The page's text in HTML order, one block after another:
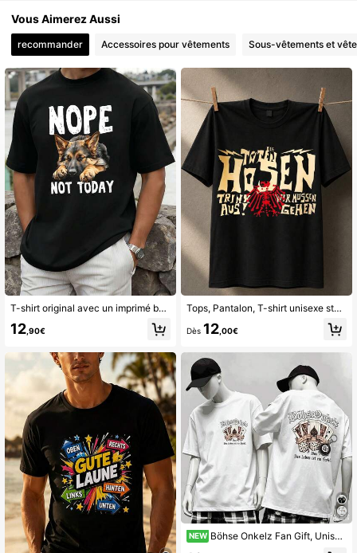
Vous Aimerez Aussi
recommander Accessoires pour vêtements Sous-vêtements et
T-shirt original avec un imprimé berger allemand. Tissu de qualité, coupe confortable, respirant, style décontracté et imprimé saisissant.
12 ,90€
Tops, Pantalon, T-shirt unisexe style punk de tournée avec lettrage de groupe gothique Cream, aigle rouge et slogan allemand audacieux.
Dès 12,00€
NEW Böhse Onkelz Fan Gift, Unisex Harajuku Style Loose Neutral Short Sleeve Streetwear, High Quality Comfortable Couple T-shirt